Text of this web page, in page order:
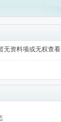
无资料项或无权查看